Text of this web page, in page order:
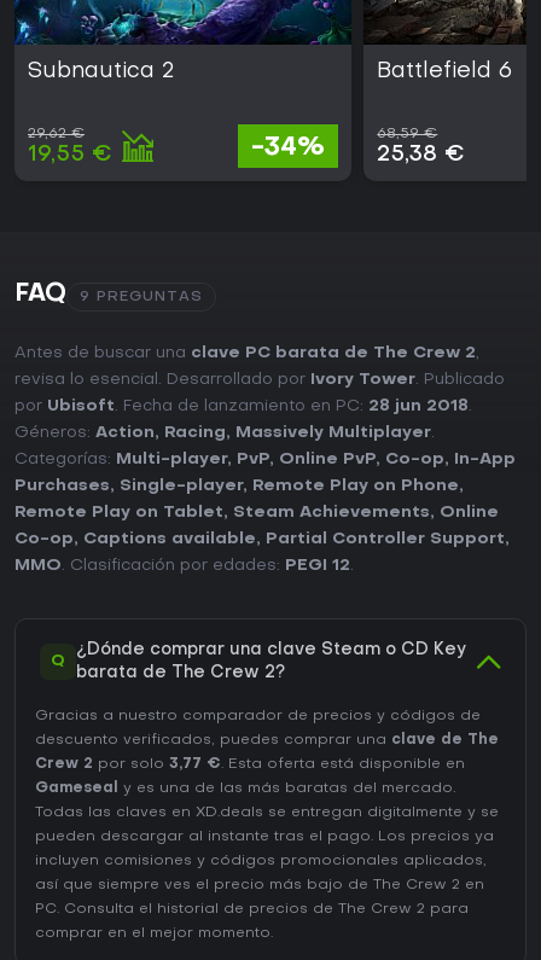
Subnautica 2
29,62 €
19,55 € -34%
Battlefield 6
68,59 €
25,38 €
FAQ 9 PREGUNTAS
Antes de buscar una clave PC barata de The Crew 2,
revisa lo esencial. Desarrollado por
Ivory Tower. Publicado
por Ubisoft. Fecha de lanzamiento en PC: 28 jun 2018.
Géneros: Action, Racing, Massively Multiplayer.
Categorías:
Multi-player, PvP, Online PvP, Co-op,
In-App
Purchases, Single-player, Remote Play on Phone,
Remote Play on Tablet, Steam Achievements, Online
Co-op, Captions available, Partial Controller Support,
MMO. Clasificación por edades: PEGI 12.
Q
¿Dónde comprar una clave Steam o CD Key
barata de The Crew 2?
Gracias a nuestro comparador de precios y códigos de
descuento verificados, puedes comprar una clave de The
Crew 2 por solo 3,77 €. Esta oferta está disponible en
Gameseal
y es una de las más baratas del mercado.
Todas las claves en XD.deals se entregan digitalmente y se
pueden descargar al instante tras el pago. Los precios ya
incluyen comisiones y códigos promocionales aplicados,
así que siempre ves el precio más bajo de The Crew 2 en
PC. Consulta el historial de precios de The Crew 2 para
comprar en el mejor momento.